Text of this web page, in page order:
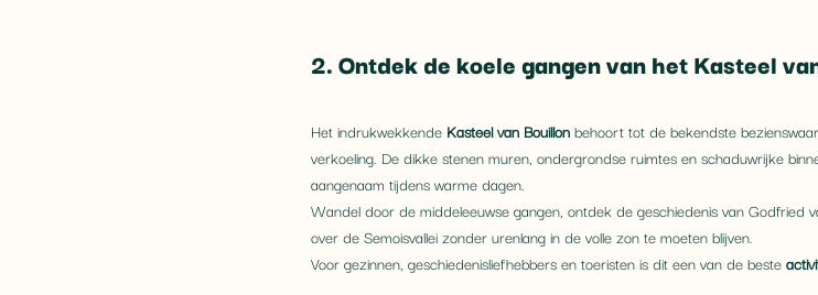
2. Ontdek de koele gangen van het Kasteel
Het indrukwekkende Kasteel van Bouillon behoort tot de bekendste
verkoeling. De dikke stenen muren, ondergrondse ruimtes en schaduwrijke
aangenaam tijdens warme dagen.
Wandel door de middeleeuwse gangen, ontdek de geschiedenis van Godfried
over de Semoisvallei zonder urenlang in de volle zon te moeten blijven.
Voor gezinnen, geschiedenisliefhebbers en toeristen is dit een van de beste